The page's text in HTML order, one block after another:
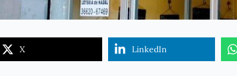
X LinkedIn